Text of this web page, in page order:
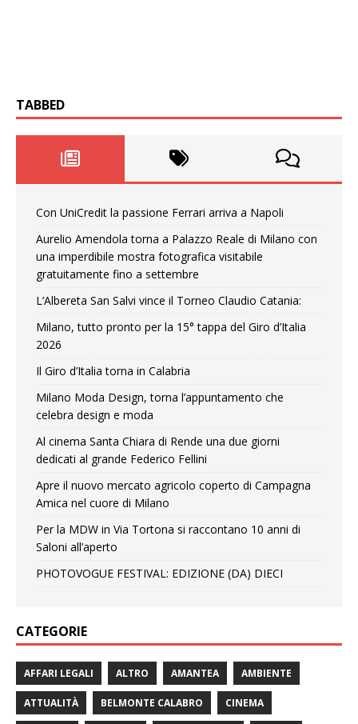
TABBED
Con UniCredit la passione Ferrari arriva a Napoli
Aurelio Amendola torna a Palazzo Reale di Milano con
una imperdibile mostra fotografica visitabile
gratuitamente fino a settembre
L’Albereta San Salvi vince il Torneo Claudio Catania:
Milano, tutto pronto per la 15° tappa del Giro d’Italia
2026
Il Giro d’Italia torna in Calabria
Milano Moda Design, torna l’appuntamento che
celebra design e moda
Al cinema Santa Chiara di Rende una due giorni
dedicati al grande Federico Fellini
Apre il nuovo mercato agricolo coperto di Campagna
Amica nel cuore di Milano
Per la MDW in Via Tortona si raccontano 10 anni di
Saloni all’aperto
PHOTOVOGUE FESTIVAL: EDIZIONE (DA) DIECI
CATEGORIE
AFFARI LEGALI ALTRO AMANTEA AMBIENTE
ATTUALITÀ BELMONTE CALABRO CINEMA